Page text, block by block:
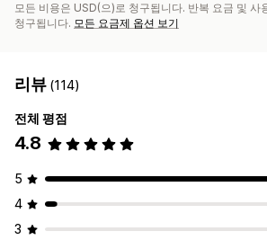
모든 비용은 USD(으)로 청구됩니다. 반복 요금 및
청구됩니다. 모든 요금제 옵션 보기
리뷰 (114)
전체 평점
4.8
5
4
3